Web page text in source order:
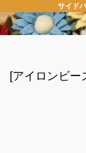
サイド
[アイロンビ